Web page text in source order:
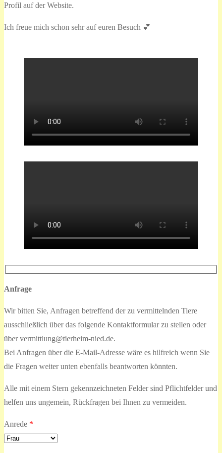
Profil auf der Website.
Ich freue mich schon sehr auf euren Besuch 💕
Anfrage
Wir bitten Sie, Anfragen betreffend der zu vermittelnden Tiere
ausschließlich über das folgende Kontaktformular zu stellen oder
über vermittlung@tierheim-nied.de.
Bei Anfragen über die E-Mail-Adresse wäre es hilfreich wenn Sie
die Fragen weiter unten ebenfalls beantworten könnten.
Alle mit einem Stern gekennzeichneten Felder sind Pflichtfelder und
helfen uns ungemein, Rückfragen bei Ihnen zu vermeiden.
Anrede *